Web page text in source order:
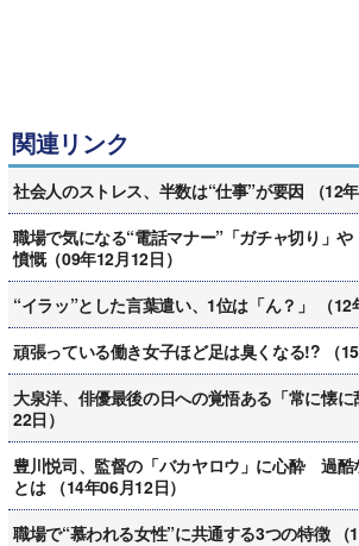
関連リンク
社会人のストレス、半数は“仕事”が要因 （12年
職場で気になる“電話マナー”「ガチャ切り」
憤慨（09年12月12日）
“イラッ”とした言葉遣い、1位は「ん？」 （12
頑張っている働き女子ほど足は臭くなる!? （15
大泉洋、俳優最後の日への覚悟ある「常に懐
22日）
豊川悦司、監督の「バカヤロウ」に心酔 過酷
とは （14年06月12日）
職場で“慕われる女性”に共通する3つの特徴 （